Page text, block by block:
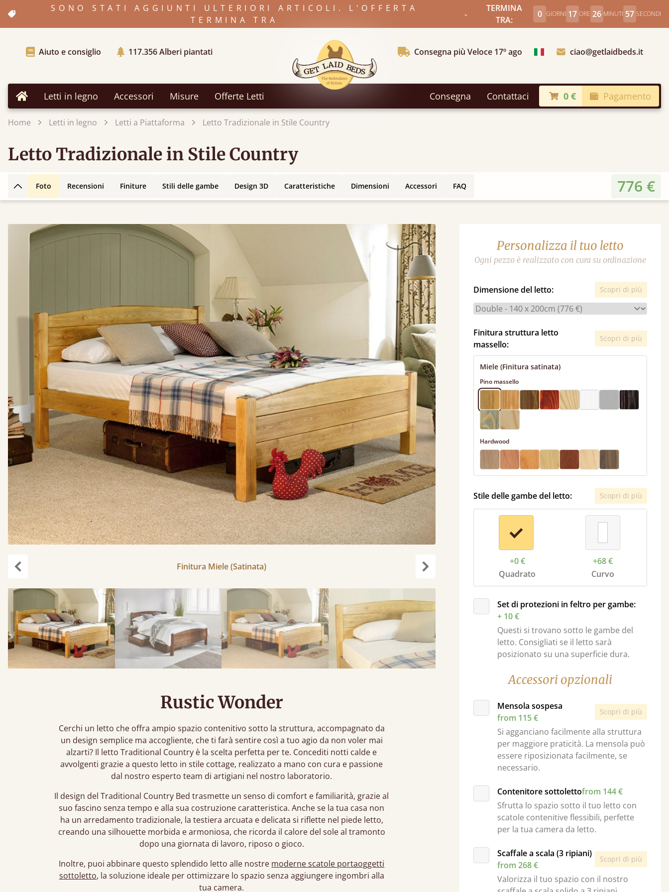
SONO STATI AGGIUNTI ULTERIORI ARTICOLI. L'OFFERTA
TERMINA TRA
-
TERMINA
TRA:
0 GIORNI 17 ORE 26 MINUTI 55 SECONDI
Aiuto e consiglio 117.356Alberi piantati Consegna più Veloce 17º ago Scegli Paeseciao@getlaidbeds.it
Home Letti in legno Accessori Misure Offerte Letti Consegna Contattaci 0 € Pagamento
Home Letti in legno Letti a Piattaforma Letto Tradizionale in Stile Country
Letto Tradizionale in Stile Country
Torna suFoto Recensioni Finiture Stili delle gambe Design 3D Caratteristiche Dimensioni Accessori FAQ 776 €
Finitura Miele (Satinata)
Rustic Wonder
Cerchi un letto che offra ampio spazio contenitivo sotto la struttura, accompagnato da
un design semplice ma accogliente, che ti farà sentire così a tuo agio da non voler mai
alzarti? Il letto Traditional Country è la scelta perfetta per te. Concediti notti calde e
avvolgenti grazie a questo letto in stile cottage, realizzato a mano con cura e passione
dal nostro esperto team di artigiani nel nostro laboratorio.
Il design del Traditional Country Bed trasmette un senso di comfort e familiarità, grazie al
suo fascino senza tempo e alla sua costruzione caratteristica. Anche se la tua casa non
ha un arredamento tradizionale, la testiera arcuata e delicata si riflette nel piede letto,
creando una silhouette morbida e armoniosa, che ricorda il calore del sole al tramonto
dopo una giornata di lavoro, riposo o gioco.
Inoltre, puoi abbinare questo splendido letto alle nostre moderne scatole portaoggetti
sottoletto, la soluzione ideale per ottimizzare lo spazio senza aggiungere ingombri alla
tua camera.
Personalizza il tuo letto
Ogni pezzo è realizzato con cura su ordinazione
Dimensione del letto: Scopri di più
Finitura struttura letto
massello:
Scopri di più
Miele (Finitura satinata)
Pino massello
Hardwood
Stile delle gambe del letto: Scopri di più
+0 €
Quadrato
+68 €
Curvo
Set di protezioni in feltro per gambe:
+ 10 €
Questi si trovano sotto le gambe del
letto. Consigliati se il letto sarà
posizionato su una superficie dura.
Accessori opzionali
Mensola sospesa
from 115 €
Scopri di più
Si agganciano facilmente alla struttura
per maggiore praticità. La mensola può
essere riposizionata facilmente, se
necessario.
Contenitore sottolettofrom 144 €
Sfrutta lo spazio sotto il tuo letto con
scatole contenitive flessibili, perfette
per la tua camera da letto.
Scaffale a scala (3 ripiani)
from 268 €
Scopri di più
Valorizza il tuo spazio con il nostro